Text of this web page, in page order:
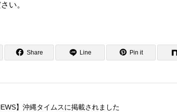
い。
Share Line Pin it
】沖縄タイムスに掲載されました